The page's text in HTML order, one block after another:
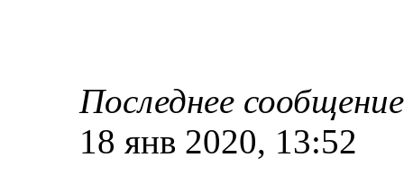
Последнее
18 янв 2020, 13:52